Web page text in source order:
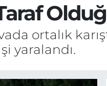
ortalık
yaralandı.